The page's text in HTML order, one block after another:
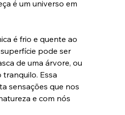
é um universo em
é frio e quente ao
pode ser
de uma árvore, ou
tranquilo. Essa
sensações que nos
e com nós